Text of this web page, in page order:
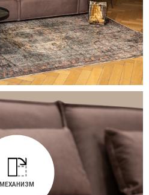
МЕХАНИЗМ